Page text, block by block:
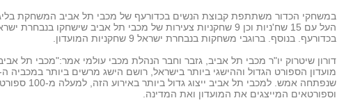
במשחקי הכדור משתתפת קבוצת הנשים בכדורעף של מכבי תל אביב המשחקת
העל עם 15 שח'ניות וכן 9 שחקניות צעירות של מכבי תל אביב שישחקו בנבחרת
בכדורעף. בנוסף. ברוגבי משחקות בנבחרת ישראל 9 שחקניות המועדון.
דורון שיטרוק יו"ר מכבי תל אביב, גזבר וחבר הנהלת מכבי עולמי אמר:"מכבי תל
שנפתחה אמש. למכבי תל אביב ייצוג גדול
וספורטאים המייצגים את המועדון ואת המדינה.